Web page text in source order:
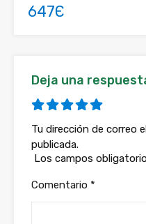
647Є
Deja una
Tu dirección de correo
publicada.
Los campos
Comentario *